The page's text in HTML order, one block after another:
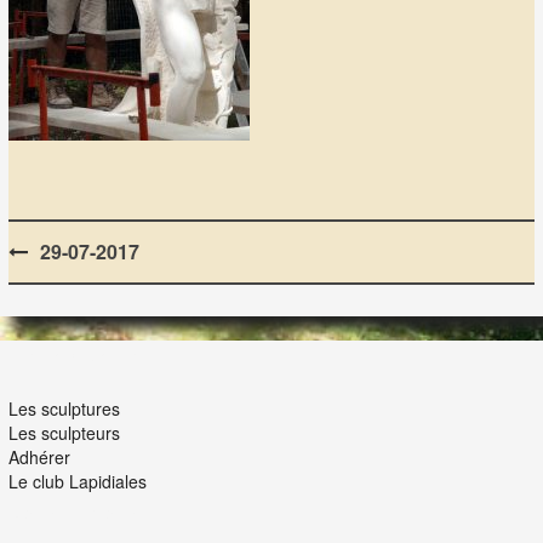
Post
navigation
29-07-2017
Les sculptures
Les sculpteurs
Adhérer
Le club Lapidiales